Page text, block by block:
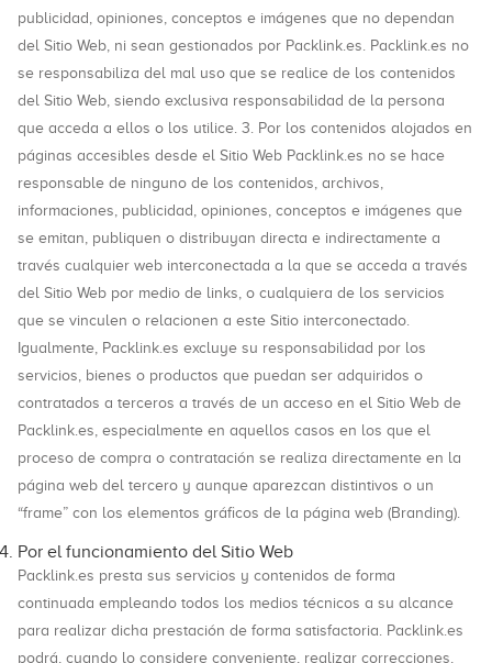
publicidad, opiniones, conceptos e imágenes que no dependan
del Sitio Web, ni sean gestionados por Packlink.es. Packlink.es no
se responsabiliza del mal uso que se realice de los contenidos
del Sitio Web, siendo exclusiva responsabilidad de la persona
que acceda a ellos o los utilice. 3. Por los contenidos alojados en
páginas accesibles desde el Sitio Web Packlink.es no se hace
responsable de ninguno de los contenidos, archivos,
informaciones, publicidad, opiniones, conceptos e imágenes que
se emitan, publiquen o distribuyan directa e indirectamente a
través cualquier web interconectada a la que se acceda a través
del Sitio Web por medio de links, o cualquiera de los servicios
que se vinculen o relacionen a este Sitio interconectado.
Igualmente, Packlink.es excluye su responsabilidad por los
servicios, bienes o productos que puedan ser adquiridos o
contratados a terceros a través de un acceso en el Sitio Web de
Packlink.es, especialmente en aquellos casos en los que el
proceso de compra o contratación se realiza directamente en la
página web del tercero y aunque aparezcan distintivos o un
“frame” con los elementos gráficos de la página web (Branding).
Por el funcionamiento del Sitio Web
Packlink.es presta sus servicios y contenidos de forma
continuada empleando todos los medios técnicos a su alcance
para realizar dicha prestación de forma satisfactoria. Packlink.es
podrá, cuando lo considere conveniente, realizar correcciones,